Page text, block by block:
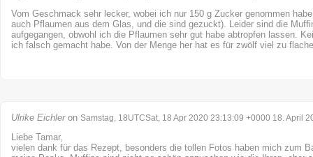
Vom Geschmack sehr lecker, wobei ich nur 150 g Zucker genommen
auch Pflaumen aus dem Glas, und die sind gezuckt). Leider sind die
aufgegangen, obwohl ich die Pflaumen sehr gut habe abtropfen lassen.
ich falsch gemacht habe. Von der Menge her hat es für zwölf viel zu
Ulrike Eichleron Samstag, 18UTCSat, 18 Apr 2020 23:13:09 +0000 18. April
Liebe Tamar,
vielen dank für das Rezept, besonders die tollen Fotos haben mich zum